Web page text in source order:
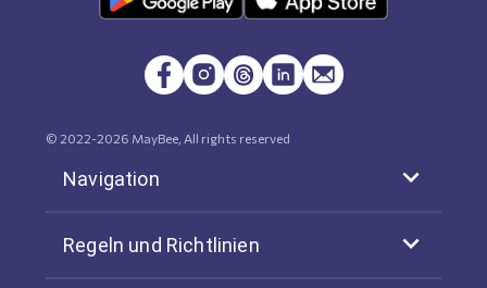
© 2022-2026 MayBee, All rights reserved
Navigation
Regeln und Richtlinien